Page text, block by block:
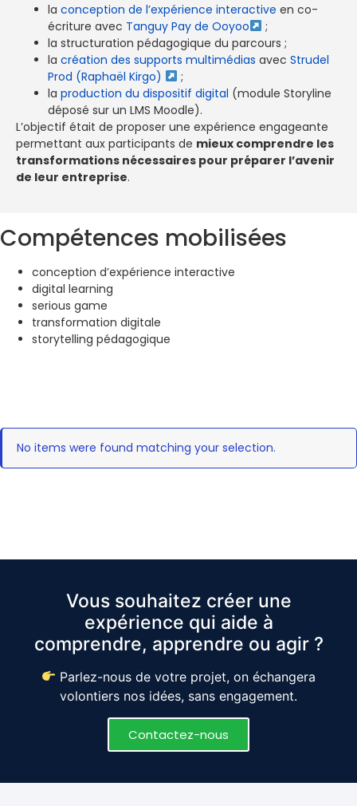
la conception de l’expérience interactive en co-
écriture avec Tanguy Pay de Ooyoo
;
la structuration pédagogique du parcours ;
la création des supports multimédias avec Strudel
Prod (Raphaël Kirgo)
;
la production du dispositif digital (module Storyline
déposé sur un LMS Moodle).
L’objectif était de proposer une expérience engageante
permettant aux participants de mieux comprendre les
transformations nécessaires pour préparer l’avenir
de leur entreprise.
Compétences mobilisées
conception d’expérience interactive
digital learning
serious game
transformation digitale
storytelling pédagogique
No items were found matching your selection.
Vous souhaitez créer une
expérience qui aide à
comprendre, apprendre ou agir ?
Parlez-nous de votre projet, on échangera
volontiers nos idées, sans engagement.
Contactez-nous